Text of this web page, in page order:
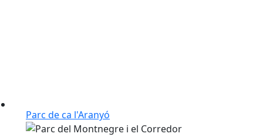
Parc de ca l'Aranyó